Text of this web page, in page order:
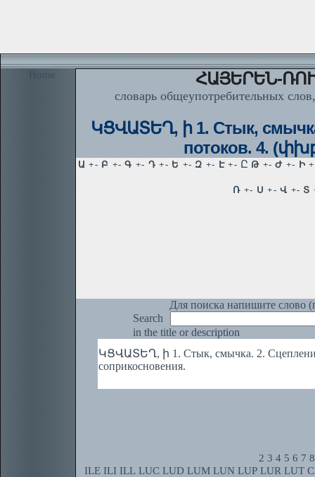
Home ՀԱՅԵՐԵՆ-
словарь общеупотребительных
ԿՑՎԱՏԵՂ, ի 1. Стык,
потоков. 4.
Для поиска напишите слово
Search
in the title or description
ԿՑՎԱՏԵՂ, ի 1. Стык, смычка. 2.
соприкосновения.
2 3 4 5 6 7 8
ILE ILI ILL LUC LUD LUM LUN LUP LUR LUT